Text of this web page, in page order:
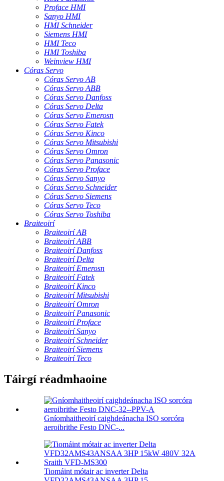
Proface HMI
Sanyo HMI
HMI Schneider
Siemens HMI
HMI Teco
HMI Toshiba
Weinview HMI
Córas Servo
Córas Servo AB
Córas Servo ABB
Córas Servo Danfoss
Córas Servo Delta
Córas Servo Emerosn
Córas Servo Fatek
Córas Servo Kinco
Córas Servo Mitsubishi
Córas Servo Omron
Córas Servo Panasonic
Córas Servo Proface
Córas Servo Sanyo
Córas Servo Schneider
Córas Servo Siemens
Córas Servo Teco
Córas Servo Toshiba
Braiteoirí
Braiteoirí AB
Braiteoirí ABB
Braiteoirí Danfoss
Braiteoirí Delta
Braiteoirí Emerosn
Braiteoirí Fatek
Braiteoirí Kinco
Braiteoirí Mitsubishi
Braiteoirí Omron
Braiteoirí Panasonic
Braiteoirí Proface
Braiteoirí Sanyo
Braiteoirí Schneider
Braiteoirí Siemens
Braiteoirí Teco
Táirgí réadmhaoine
Gníomhaitheoirí caighdeánacha ISO sorcóra
aeroibrithe Festo DNC-...
Tiomáint mótair ac inverter Delta